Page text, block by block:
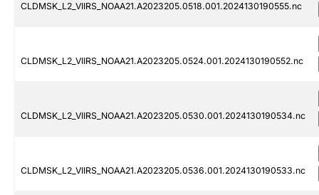
CLDMSK_L2_VIIRS_NOAA21.A2023205.0518.001.2024130190555.nc
CLDMSK_L2_VIIRS_NOAA21.A2023205.0524.001.2024130190552.nc
CLDMSK_L2_VIIRS_NOAA21.A2023205.0530.001.2024130190534.nc
CLDMSK_L2_VIIRS_NOAA21.A2023205.0536.001.2024130190533.nc